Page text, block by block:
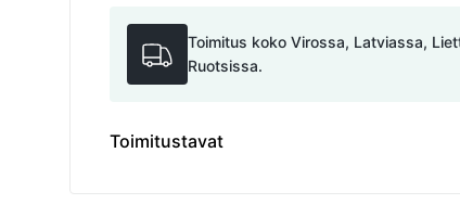
Toimitus koko Virossa, Latviassa,
Ruotsissa.
Toimitustavat